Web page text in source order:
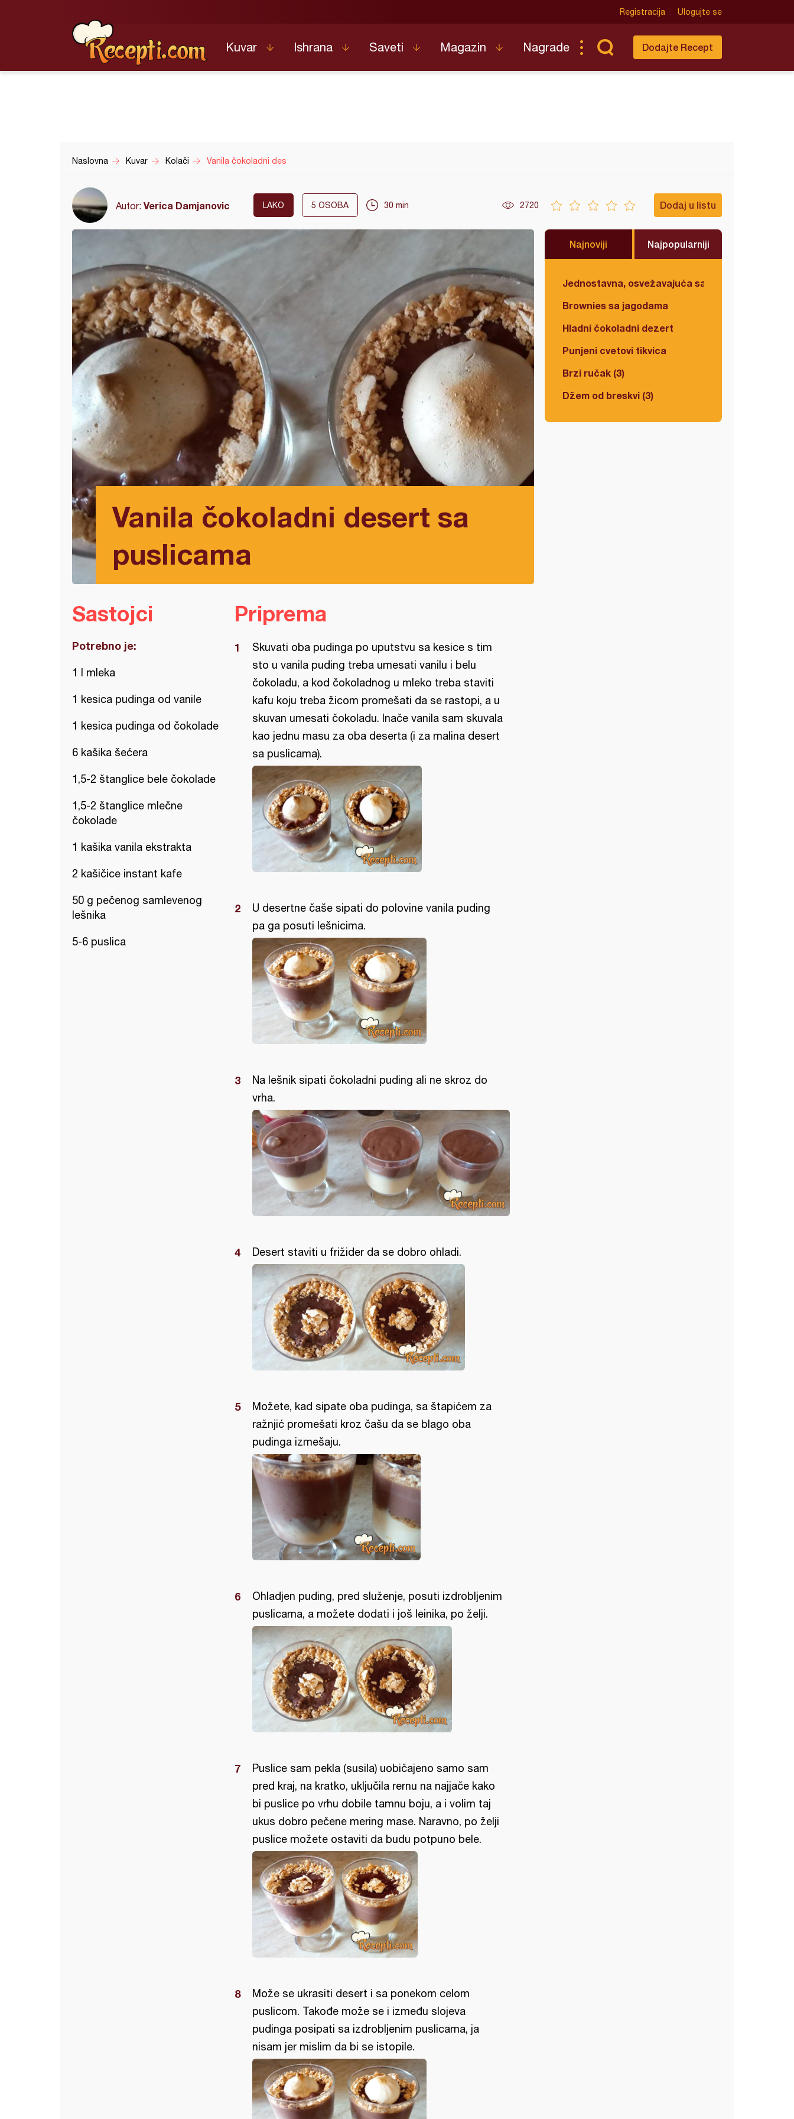
Registracija Ulogujte se
Kuvar Ishrana Saveti Magazin Nagrade Dodajte Recept
Naslovna Kuvar Kolači Vanila čokoladni des
Autor: Verica Damjanovic LAKO 5 OSOBA 30 min 2720 Dodaj u listu
Vanila čokoladni desert sa
puslicama
Najnoviji Najpopularniji
Jednostavna, osvežavajuća salata
Brownies sa jagodama
Hladni čokoladni dezert
Punjeni cvetovi tikvica
Brzi ručak (3)
Džem od breskvi (3)
Sastojci
Potrebno je:
1 l mleka
1 kesica pudinga od vanile
1 kesica pudinga od čokolade
6 kašika šećera
1,5-2 štanglice bele čokolade
1,5-2 štanglice mlečne
čokolade
1 kašika vanila ekstrakta
2 kašičice instant kafe
50 g pečenog samlevenog
lešnika
5-6 puslica
Priprema
Skuvati oba pudinga po uputstvu sa kesice s tim
sto u vanila puding treba umesati vanilu i belu
čokoladu, a kod čokoladnog u mleko treba staviti
kafu koju treba žicom promešati da se rastopi, a u
skuvan umesati čokoladu. Inače vanila sam skuvala
kao jednu masu za oba deserta (i za malina desert
sa puslicama).
U desertne čaše sipati do polovine vanila puding
pa ga posuti lešnicima.
Na lešnik sipati čokoladni puding ali ne skroz do
vrha.
Desert staviti u frižider da se dobro ohladi.
Možete, kad sipate oba pudinga, sa štapićem za
ražnjić promešati kroz čašu da se blago oba
pudinga izmešaju.
Ohladjen puding, pred služenje, posuti izdrobljenim
puslicama, a možete dodati i još leinika, po želji.
Puslice sam pekla (susila) uobičajeno samo sam
pred kraj, na kratko, uključila rernu na najjače kako
bi puslice po vrhu dobile tamnu boju, a i volim taj
ukus dobro pečene mering mase. Naravno, po želji
puslice možete ostaviti da budu potpuno bele.
Može se ukrasiti desert i sa ponekom celom
puslicom. Takođe može se i između slojeva
pudinga posipati sa izdrobljenim puslicama, ja
nisam jer mislim da bi se istopile.